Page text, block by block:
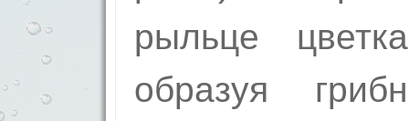
рыльце
образуя